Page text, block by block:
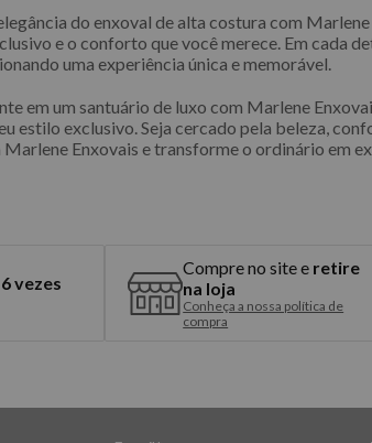
do enxoval de alta costura com
e o conforto que você merece. Em cada
uma experiência única e memorável.
em um santuário de luxo com Marlene
estilo exclusivo. Seja cercado pela beleza,
Enxovais e transforme o ordinário em
6 vezes
Compre no site e retire
na loja
Conheça a nossa política de
compra